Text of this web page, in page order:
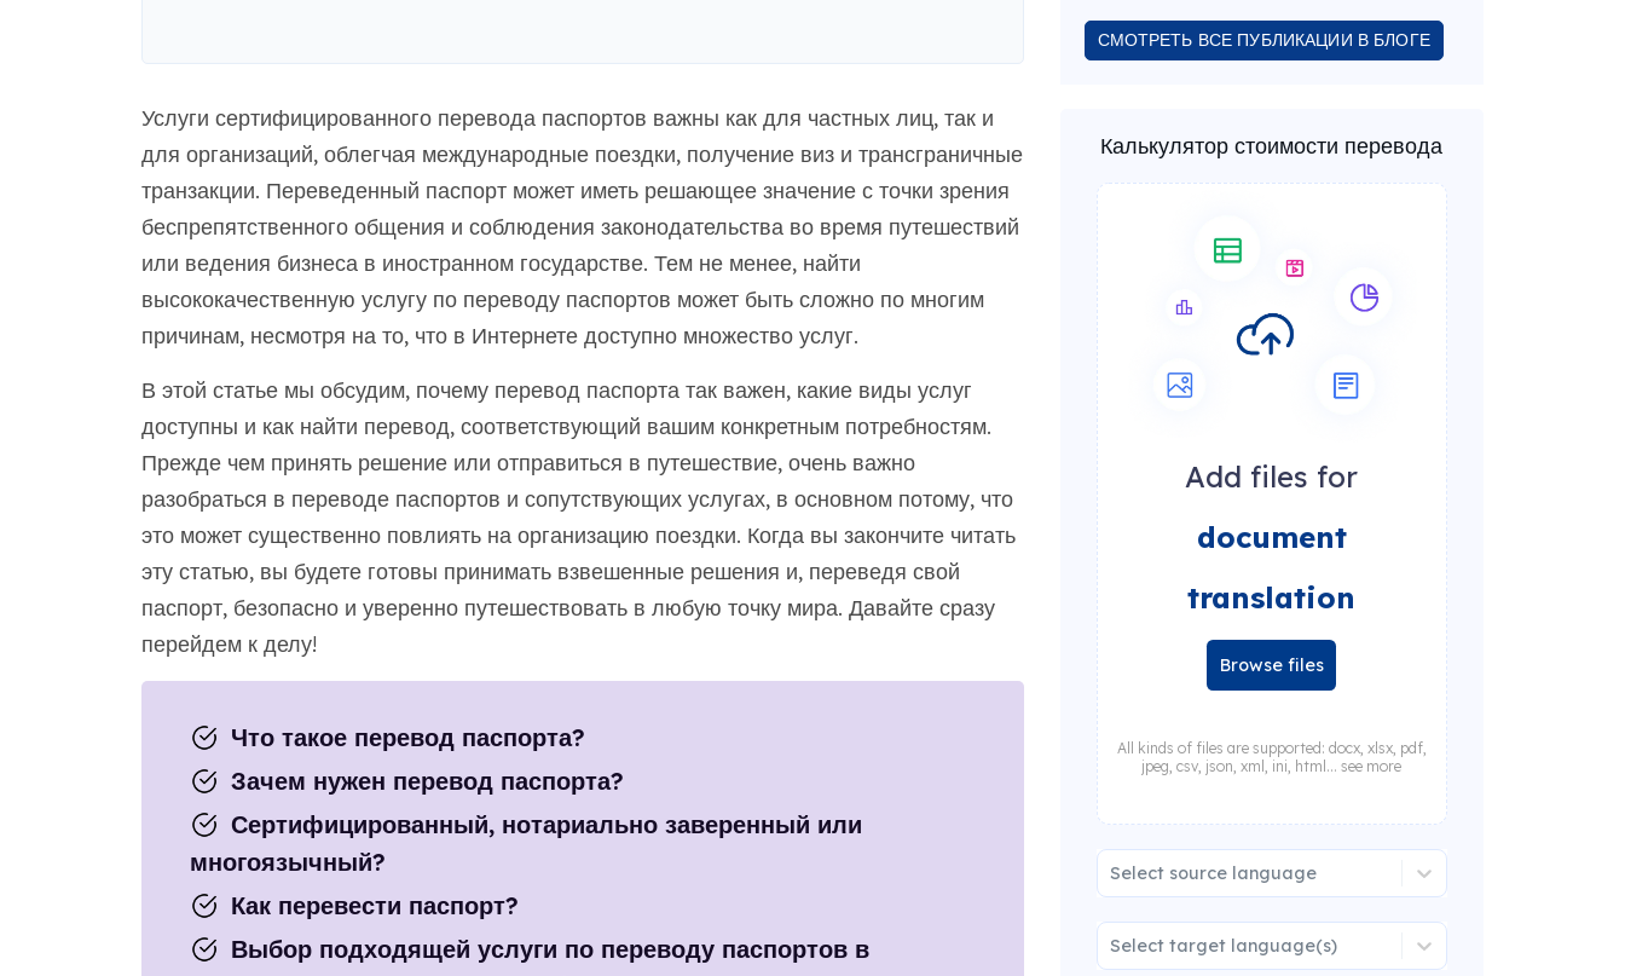
Услуги сертифицированного перевода паспортов важны как для частных лиц, так и
для организаций, облегчая международные поездки, получение виз и трансграничные
транзакции. Переведенный паспорт может иметь решающее значение с точки зрения
беспрепятственного общения и соблюдения законодательства во время путешествий
или ведения бизнеса в иностранном государстве. Тем не менее, найти
высококачественную услугу по переводу паспортов может быть сложно по многим
причинам, несмотря на то, что в Интернете доступно множество услуг.
В этой статье мы обсудим, почему перевод паспорта так важен, какие виды услуг
доступны и как найти перевод, соответствующий вашим конкретным потребностям.
Прежде чем принять решение или отправиться в путешествие, очень важно
разобраться в переводе паспортов и сопутствующих услугах, в основном потому, что
это может существенно повлиять на организацию поездки. Когда вы закончите читать
эту статью, вы будете готовы принимать взвешенные решения и, переведя свой
паспорт, безопасно и уверенно путешествовать в любую точку мира. Давайте сразу
перейдем к делу!
Что такое перевод паспорта?
Зачем нужен перевод паспорта?
Сертифицированный, нотариально заверенный или
многоязычный?
Как перевести паспорт?
Выбор подходящей услуги по переводу паспортов в
СМОТРЕТЬ ВСЕ ПУБЛИКАЦИИ В БЛОГЕ
Калькулятор стоимости перевода
Add files for
document
translation
Browse files
All kinds of files are supported: docx, xlsx, pdf,
jpeg, csv, json, xml, ini, html... see more
Select source language
Select target language(s)